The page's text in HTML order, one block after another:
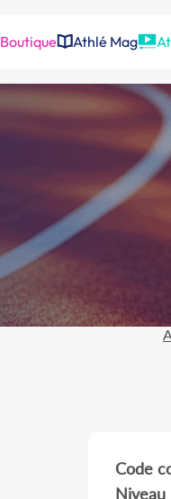
Boutique Athlé Mag
Code
Niveau